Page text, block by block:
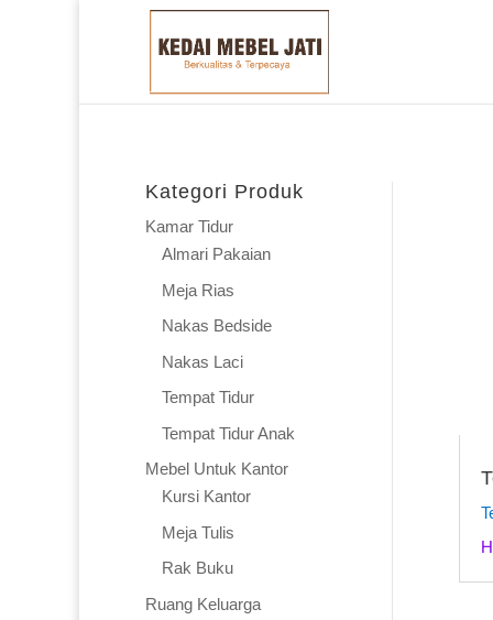
Kategori Produk
Kamar Tidur
Almari Pakaian
Meja Rias
Nakas Bedside
Nakas Laci
Tempat Tidur
Tempat Tidur Anak
Mebel Untuk Kantor
Kursi Kantor
Meja Tulis
Rak Buku
Ruang Keluarga